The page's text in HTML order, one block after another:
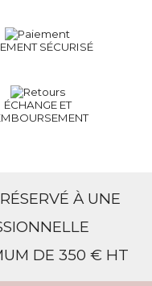
SÉCURISÉ
ÉCHANGE ET
À UNE
DE 350 € HT